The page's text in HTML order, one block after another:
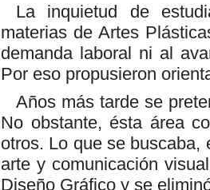
La inquietud de
materias de Artes
demanda laboral ni al
Por eso propusieron
Años más tarde se
No obstante, ésta área
otros. Lo que se buscaba,
arte y comunicación
Diseño Gráfico y se